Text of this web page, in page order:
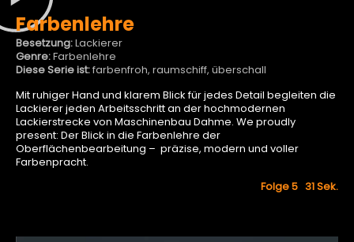
Farbenlehre
Besetzung:Lackierer
Genre:Farbenlehre
Diese Serie ist:farbenfroh, raumschiff, überschall
Mit ruhiger Hand und klarem Blick für jedes Detail begleiten die
Lackierer jeden Arbeitsschritt an der hochmodernen
Lackierstrecke von Maschinenbau Dahme. We proudly
present: Der Blick in die Farbenlehre der
Oberflächenbearbeitung – präzise, modern und voller
Farbenpracht.
Folge 5 31Sek.